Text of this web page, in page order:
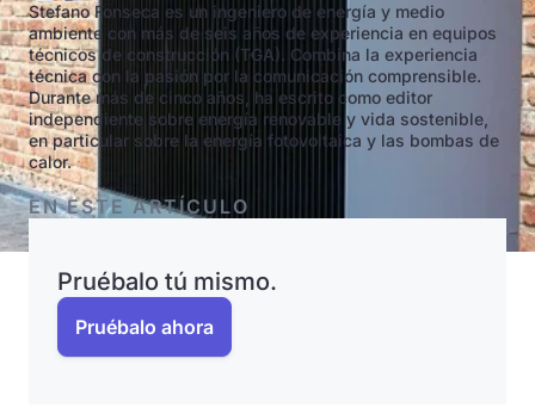
Stefano Fonseca es un ingeniero de energía y medio
ambiente con más de seis años de experiencia en equipos
técnicos de construcción (TGA). Combina la experiencia
técnica con la pasión por la comunicación comprensible.
Durante más de cinco años, ha escrito como editor
independiente sobre energía renovable y vida sostenible,
en particular sobre la energía fotovoltaica y las bombas de
calor.
EN ESTE ARTÍCULO
Pruébalo tú mismo.
Pruébalo ahora